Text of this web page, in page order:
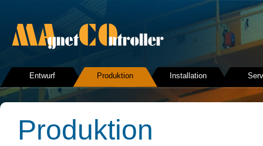
Produktion
Entwurf Produktion Installation